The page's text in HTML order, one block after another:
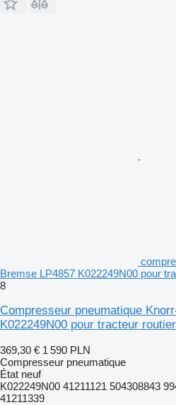
Bremse LP4857 K022249N00 pour
8
Compresseur pneumatique
K022249N00 pour tracteur
369,30 € 1 590 PLN
Compresseur pneumatique
État neuf
K022249N00 41211121 504308843
41211339